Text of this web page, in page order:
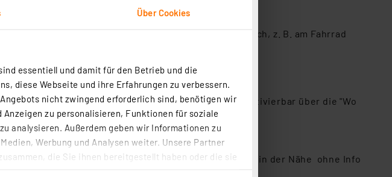
Über Cookies
essentiell und damit für den Betrieb und die
diese Webseite und ihre Erfahrungen zu verbessern.
nicht zwingend erforderlich sind, benötigen wir
zu personalisieren, Funktionen für soziale
analysieren. Außerdem geben wir Informationen zu
Werbung und Analysen weiter. Unsere Partner
die Sie ihnen bereitgestellt haben oder die sie
Tracker problemlos auch langfristig im Außenbereich, z. B. am Fahrrad
Apple (MFi-zertifiziert)
das Fahrrad u. v. m.
innerhalb der Wohnung (Funktion bei Bedarf aktivierbar über die "Wo
verloren gemeldeter Tracker wird von iOS-Geräten in der Nähe ohne Info